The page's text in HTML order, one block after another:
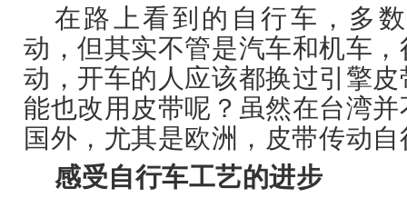
在路上看到的自行车，多
动，但其实不管是汽车和机车
动，开车的人应该都换过引擎
能也改用皮带呢？虽然在台湾
国外，尤其是欧洲，皮带传动
感受自行车工艺的进步